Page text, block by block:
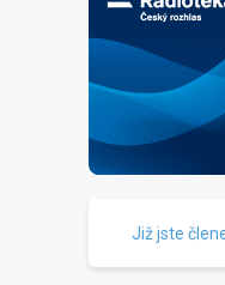
Již jste